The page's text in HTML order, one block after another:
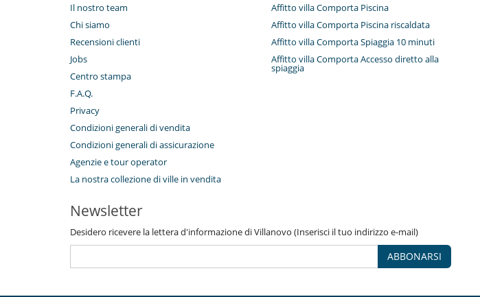
Il nostro team
Chi siamo
Recensioni clienti
Jobs
Centro stampa
F.A.Q.
Privacy
Condizioni generali di vendita
Condizioni generali di assicurazione
Agenzie e tour operator
La nostra collezione di ville in vendita
Affitto villa Comporta Piscina
Affitto villa Comporta Piscina riscaldata
Affitto villa Comporta Spiaggia 10 minuti
Affitto villa Comporta Accesso diretto alla
spiaggia
Newsletter
Desidero ricevere la lettera d'informazione di Villanovo (Inserisci il tuo indirizzo e-mail)
ABBONARSI